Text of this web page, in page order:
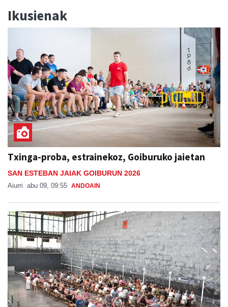
Ikusienak
Txinga-proba, estrainekoz, Goiburuko jaietan
SAN ESTEBAN JAIAK GOIBURUN 2026
Aiurri abu 09, 09:55 ANDOAIN